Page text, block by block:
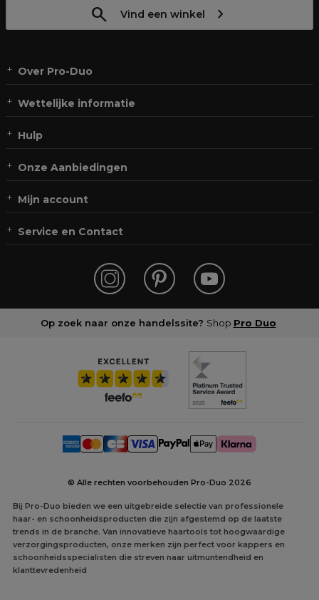
Vind een winkel
Over Pro-Duo
Wettelijke informatie
Hulp
Onze Aanbiedingen
Mijn account
Service en Contact
Op zoek naar onze handelssite? Shop Pro Duo
© Alle rechten voorbehouden Pro-Duo 2026
Bij Pro-Duo bieden we een uitgebreide selectie van professionele
haar- en schoonheidsproducten die zijn afgestemd op de laatste
trends in de branche. Van innovatieve haartools tot hoogwaardige
verzorgingsproducten, onze merken zijn perfect voor kappers en
schoonheidsspecialisten die streven naar uitmuntendheid en
klanttevredenheid